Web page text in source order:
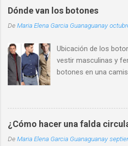
Dónde van los botones
DeMaria Elena Garcia Guanaguanay
Ubicación de los
vestir masculinas y
botones en una
la parte delantera
destacar que los
caballero siempre
para las solapas del
¿Cómo hacer una falda
DeMaria Elena Garcia Guanaguanay